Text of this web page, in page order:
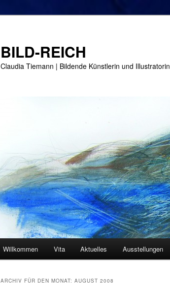
BILD-REICH
Claudia Tiemann | Bildende Künstlerin und Illustratorin
Willkommen Vita Aktuelles Ausstellungen
ARCHIV FÜR DEN MONAT: AUGUST 2008